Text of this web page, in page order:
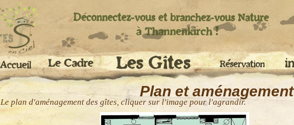
Plan et aménagement
Le plan d'aménagement des gîtes, cliquer sur l'image pour l'agrandir.